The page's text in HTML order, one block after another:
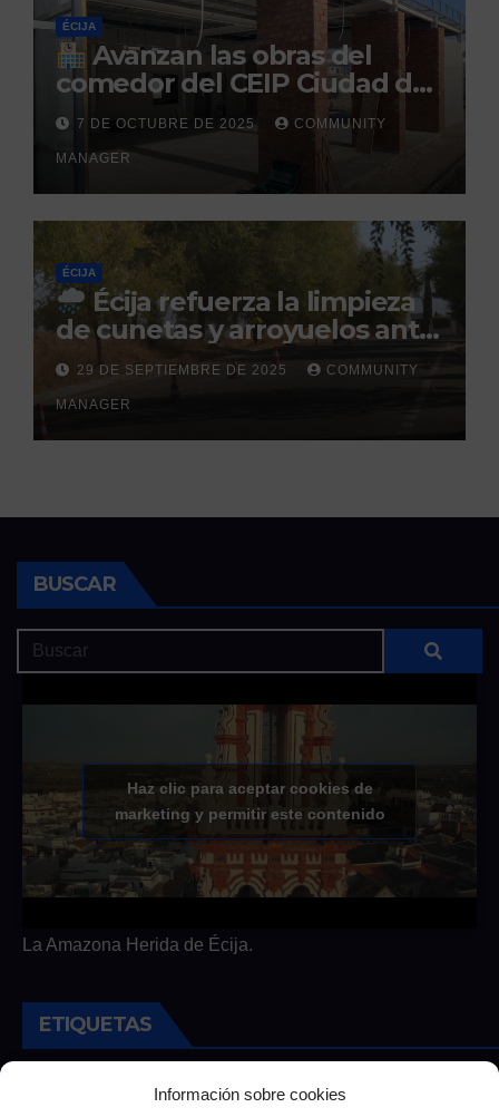
Información sobre cookies
ÉCIJA
Avanzan las obras del
comedor del CEIP Ciudad del
Sol: su finalización está
prevista para finales de 2025
7 DE OCTUBRE DE 2025 COMMUNITY
MANAGER
ÉCIJA
Écija refuerza la limpieza
de cunetas y arroyuelos ante
la llegada de las lluvias
otoñales
29 DE SEPTIEMBRE DE 2025 COMMUNITY
MANAGER
BUSCAR
Haz clic para aceptar cookies de
marketing y permitir este contenido
La Amazona Herida de Écija.
ETIQUETAS
Andalucía Cultura Deportes